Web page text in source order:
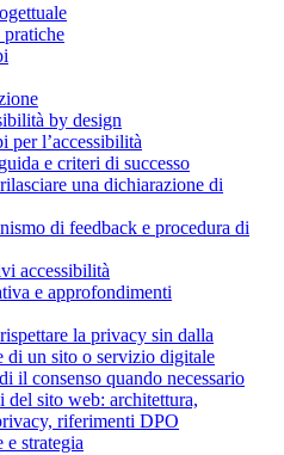
by design
per l’accessibilità
e criteri di successo
una dichiarazione di
di feedback e procedura di
accessibilità
e approfondimenti
la privacy sin dalla
di un sito o servizio digitale
il consenso quando necessario
del sito web: architettura,
riferimenti DPO
strategia